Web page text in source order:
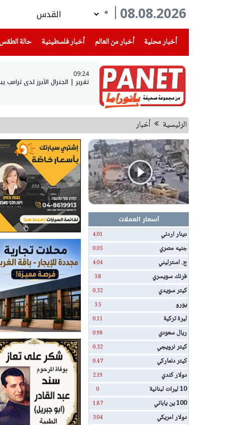
08.08.2026
°
أخبار محلية
(current) أخبار من العالم أخبار فلسطينية(current) حالة الطقس
09:24
تقرير | الجنرال الأبرز لدى ترامب يبحث عن
الرئيسية أخبار
أسعار العملات
دينار اردني
4.01
جنيه مصري 0.05
ج. استرليني 4.04
فرنك سويسري 3.8
كيتر سويدي 0.32
يورو 3.5
ليرة تركية 0.11
ريال سعودي 0.98
كيتر نرويجي 0.32
كيتر دنماركي 0.47
دولار كندي 2.19
10 ليرات لبنانية 0
100 ين ياباني 1.87
دولار امريكي 3.04